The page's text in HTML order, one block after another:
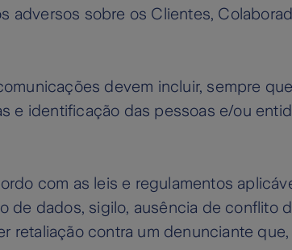
adversos sobre os Clientes,
devem incluir, sempre
e identificação das pessoas e/ou
com as leis e regulamentos
de dados, sigilo, ausência de conflito
retaliação contra um denunciante